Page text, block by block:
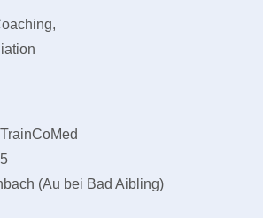
(Au bei Bad Aibling)